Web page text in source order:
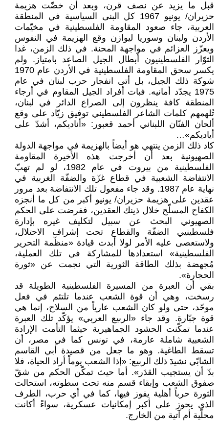
قبل ما يزيد عن نصف قرن، وبعد أن خضّت هزيمة
حزيران/ يونيو 1967 كل البنى السياسية في المنطقة
العربية، جاء صعود المقاومة الفلسطينية في مخيّمات
الأردن ولبنان وسوريا ليوازن وقع الهزيمة في النفوس
ويعزّز العزائم في مواجهة المحنة. في ذلك الزمن، غدا
الثوّار الفلسطينيون أبطال الجيل الصاعد بامتياز. ولم
يكسر سحق المقاومة الفلسطينية في الأردن عام 1970
شوكة ذلك الجيل، بل أتى انفجار حرب لبنان في عام
1975 يجدّد أمانيه. فبات أفراد الجيل المقاوم في أرجاء
المنطقة كافة ينظرون إلى الصراع الدائر في لبنان،
تُلهمهم كلمات الشاعر الفلسطيني توفيق زيّاد على وقع
ألحان الفنّان اللبناني أحمد قعبور: «أناديكم، أشدّ على
أياديكم»…
كاد ذلك الزمن ينتهي هو أيضاً بالهزيمة في مواجهة الدولة
الصهيونية بعد أن أخرجت هذه الأخيرة المقاومة
الفلسطينية من بيروت في عام 1982، لو لم تهبّ
الانتفاضة الشعبية في قطاع غزّة والضفّة الغربية في
نهاية عام 1987. وقد جاء مفعول تلك الانتفاضة بعد مرور
عقدين على هزيمة حزيران/ يونيو أكبر من كل ما أنجزه
الكفاح المسلّح خلال ذينك العقدين، ففرضت على الحكم
الصهيوني البحث عن سبيل لتكليف غيره بإدارة
فلسطينيي الضفّة والقطاع تحت إشراف الاحتلال،
ولاستعصى عليه الأمر لولا أبدت قيادة «منظّمة التحرير
الفلسطينية» استعدادها للمشاركة في تلك العملية،
مُجهضة بذلك الطاقة الثورية التي نجمت عن «ثورة
الحجارة».
بقي أن العبرة من المسيرة الفلسطينية الطويلة قد
رسخت، وهي أن قوة الشعب عندما تلتئم في فعل
موحّد، حتى ولو كان الشعب عارياً من السلاح، إنما هي
قوة جبّارة. وقد جاء «الربيع العربي» يؤكّد تلك العبرة
عندما تمكّنت الحشود الجماهيرية حيثما التأمت الإرادة
الشعبية شاملة عارمة، في تونس كما في مصر، أن
تسقط الطاغية. وهو ما جعل من قصيدة أبي القاسم
الشابّي نشيدَ ذلك الربيع: «إذا الشعب يوماً أراد الحياة، فلا
بدّ أن يستجيب القدَر». أما حيث تمكّن الحكم من شقّ
صفوق الشعب وإبقاء قسم منه تحت سطوته، استحالت
الثورة حرباً أهلية يفوز فيها، كما في أي حرب، الطرف
الذي يحوز على أكبر إمكانيات عسكرية، سواءً أكانت
محلّية أم آتية من الخارج.